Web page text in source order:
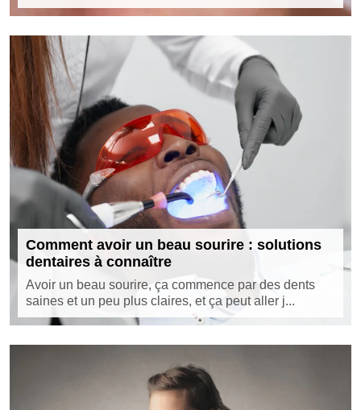
Comment avoir un beau sourire : solutions
dentaires à connaître
Avoir un beau sourire, ça commence par des dents
saines et un peu plus claires, et ça peut aller j...